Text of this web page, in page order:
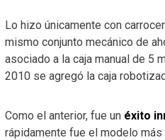
Lo hizo únicamente con
mismo conjunto mecánico de
asociado a la caja manual de 5
2010 se agregó la caja
Como el anterior, fue un éxito
rápidamente fue el modelo